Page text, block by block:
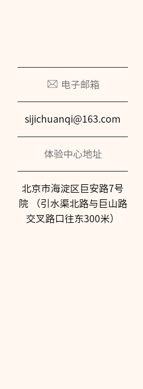
电子邮箱
sijichuanqi@163.com
体验中心地址
北京市海淀区巨安路7号
院 （引水渠北路与巨山路
交叉路口往东300米）